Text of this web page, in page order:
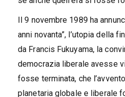
Il 9 novembre 1989 ha
anni novanta”, l’utopia della
da Francis Fukuyama, la
democrazia liberale avesse
fosse terminata, che
planetaria globale e liberale